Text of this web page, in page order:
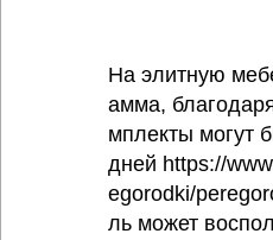
На элитную
амма,
мплекты могут
дней https://
egorodki/
ль может